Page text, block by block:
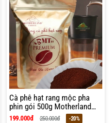
Cà phê hạt rang mộc pha
phin gói 500g Motherland
BMT b1 và phin cafe
199.000đ 250.000đ -20%